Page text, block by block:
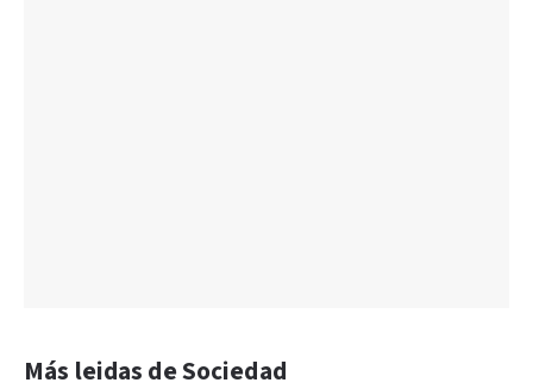
Más leidas de Sociedad